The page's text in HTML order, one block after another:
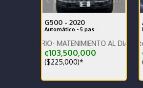
G500 - 2020
Automático - 5 pas.
MATENIMIENTO AL DIA EN AGENCIA
¢103,500,000
($225,000)*